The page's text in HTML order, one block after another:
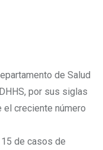
de Salud
por sus siglas
el creciente número
de casos de